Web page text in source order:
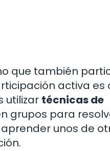
que también
activa es
utilizar técnicas de
grupos para
unos de